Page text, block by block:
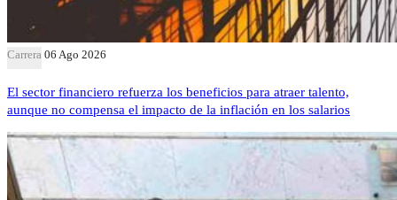
Carrera 06 Ago 2026
El sector financiero refuerza los beneficios para atraer talento,
aunque no compensa el impacto de la inflación en los salarios